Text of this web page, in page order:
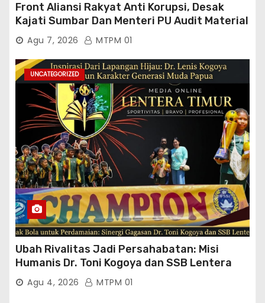
Front Aliansi Rakyat Anti Korupsi, Desak
Kajati Sumbar Dan Menteri PU Audit Material
PT. Brantas Abipraya Kontrak No :
06.Nopember 2025 s.d 31 Maret 2026
Sumber Dana: APBN Nilai Kontrak : Rp
76.130.630.000.00,- Diduga Ka.Balai BWSS V
Padang Tutup Mata
Agu 7, 2026 MTPM 01
UNCATEGORIZED
Ubah Rivalitas Jadi Persahabatan: Misi
Humanis Dr. Toni Kogoya dan SSB Lentera
TimurAgu 4, 2026 MTPM 01